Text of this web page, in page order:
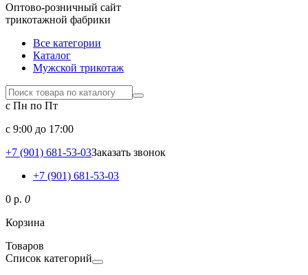
Оптово-розничный сайт
трикотажной фабрики
Все категории
Каталог
Мужской трикотаж
с Пн по Пт
c 9:00 до 17:00
+7 (901) 681-53-03Заказать звонок
+7 (901) 681-53-03
0 р. 0
Корзина
Товаров
Список категорий